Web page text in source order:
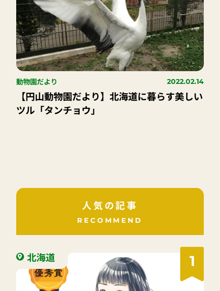
動物園だより 2022.02.14
【円山動物園だより】北海道に暮らす美しい
ツル「タンチョウ」
人気の記事
RECOMMEND
1
北海道